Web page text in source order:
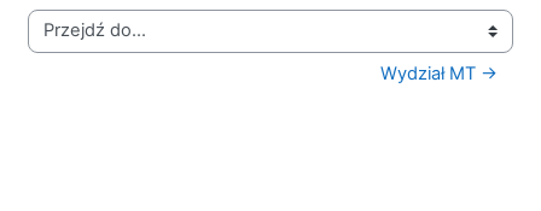
Przejdź do...
Wydział MT →